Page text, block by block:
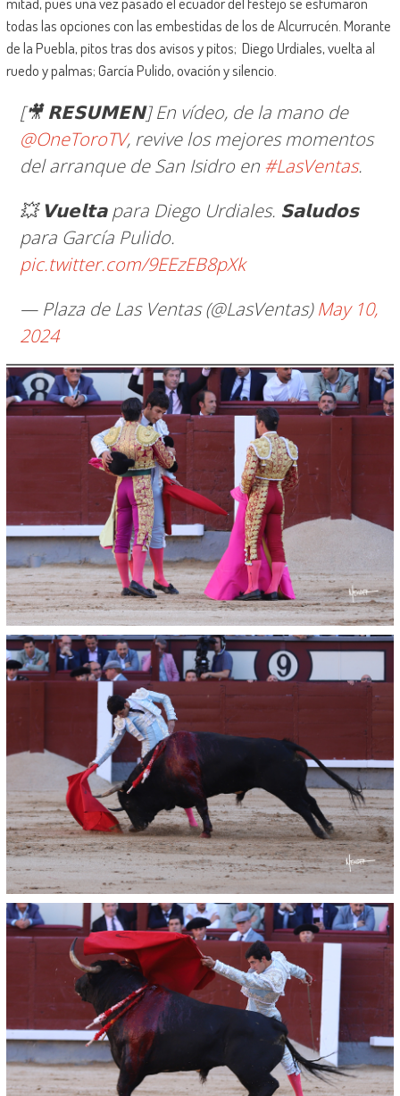
todas las opciones con las embestidas de los de Alcurrucén. Morante
de la Puebla, pitos tras dos avisos y pitos; Diego Urdiales, vuelta al
ruedo y palmas; García Pulido, ovación y silencio.
[🎥 𝗥𝗘𝗦𝗨𝗠𝗘𝗡] En vídeo, de la mano de
@OneToroTV, revive los mejores momentos
del arranque de San Isidro en #LasVentas.
💥 𝗩𝘂𝗲𝗹𝘁𝗮 para Diego Urdiales. 𝗦𝗮𝗹𝘂𝗱𝗼𝘀
para García Pulido.
pic.twitter.com/9EEzEB8pXk
— Plaza de Las Ventas (@LasVentas)May 10,
2024